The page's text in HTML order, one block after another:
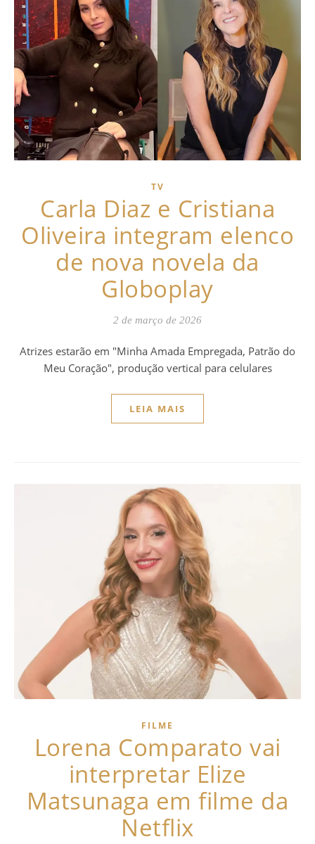
TV
Carla Diaz e Cristiana
Oliveira integram elenco
de nova novela da
Globoplay
2 de março de 2026
Atrizes estarão em "Minha Amada Empregada, Patrão do
Meu Coração", produção vertical para celulares
LEIA MAIS
FILME
Lorena Comparato vai
interpretar Elize
Matsunaga em filme da
Netflix